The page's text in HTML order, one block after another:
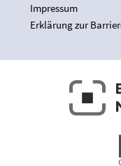
Impressum
Erklärung zur